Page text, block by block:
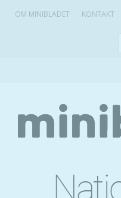
OM MINIBLADET KONTAKT